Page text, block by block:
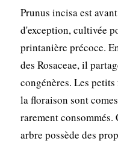
Prunus incisa est
d'exception, cultivée
printanière précoce.
des Rosaceae, il
congénères. Les
la floraison sont
rarement consommés.
arbre possède des